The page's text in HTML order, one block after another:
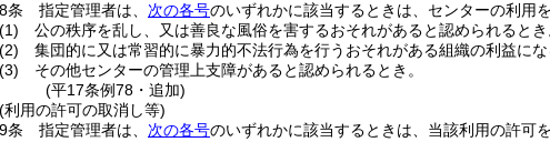
条
指定管理者は、 次の各号のいずれかに該当するときは、センターの利用
(1)
公の秩序を乱し、又は善良な風俗を害するおそれがあると認められるとき
(2)
集団的に又は常習的に暴力的不法行為を行うおそれがある組織の利益にな
(3)
その他センターの管理上支障があると認められるとき。
(平17条例78・追加)
(利用の許可の取消し等)
条
指定管理者は、 次の各号のいずれかに該当するときは、当該利用の許可